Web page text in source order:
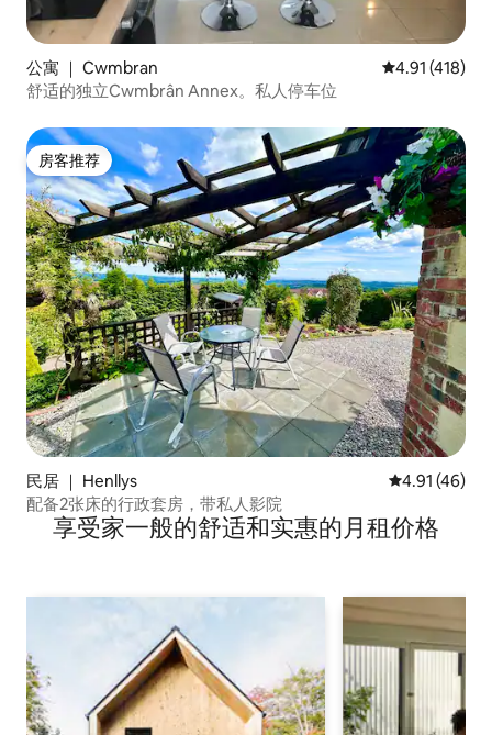
公寓 ｜ Cwmbran 平均评分 4.91
4.91 (418)
舒适的独立Cwmbrân Annex。私人停车位
房客推荐
房客推荐
民居 ｜ Henllys 平均评分
4.91 (46)
配备2张床的行政套房，带私人影院
享受家一般的舒适和实惠的月租价格